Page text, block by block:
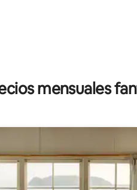
mensuales